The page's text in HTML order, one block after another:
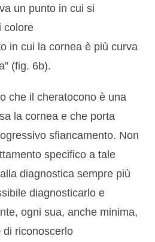
un punto in cui si
colore
in cui la cornea è più curva
(fig. 6b).
che il cheratocono è una
la cornea e che porta
sfiancamento. Non
specifico a tale
diagnostica sempre più
diagnosticarlo e
ogni sua, anche minima,
di riconoscerlo